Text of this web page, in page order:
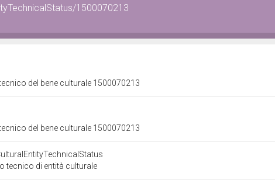
1500070213
del bene culturale 1500070213
del bene culturale 1500070213
tecnico di entità culturale